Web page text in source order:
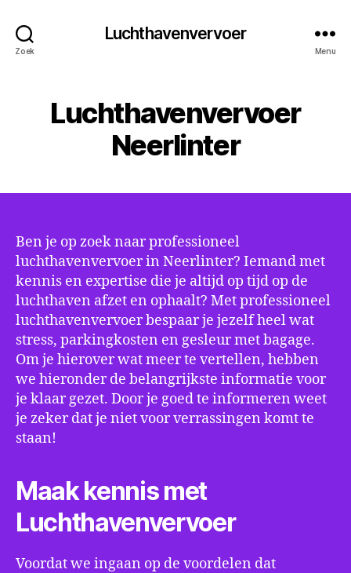
Zoek
Luchthavenvervoer
Menu
Luchthavenvervoer
Neerlinter
Ben je op zoek naar professioneel
luchthavenvervoer in Neerlinter? Iemand met
kennis en expertise die je altijd op tijd op de
luchthaven afzet en ophaalt? Met professioneel
luchthavenvervoer bespaar je jezelf heel wat
stress, parkingkosten en gesleur met bagage.
Om je hierover wat meer te vertellen, hebben
we hieronder de belangrijkste informatie voor
je klaar gezet. Door je goed te informeren weet
je zeker dat je niet voor verrassingen komt te
staan!
Maak kennis met
Luchthavenvervoer
Voordat we ingaan op de voordelen dat